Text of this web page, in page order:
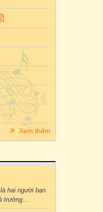
Xem thêm
hai người bạn
trường...